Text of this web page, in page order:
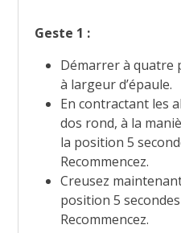
Geste 1 :
Démarrer à quatre
à largeur d’épaule.
En contractant les
dos rond, à la
la position 5
Recommencez.
Creusez
position 5
Recommencez.